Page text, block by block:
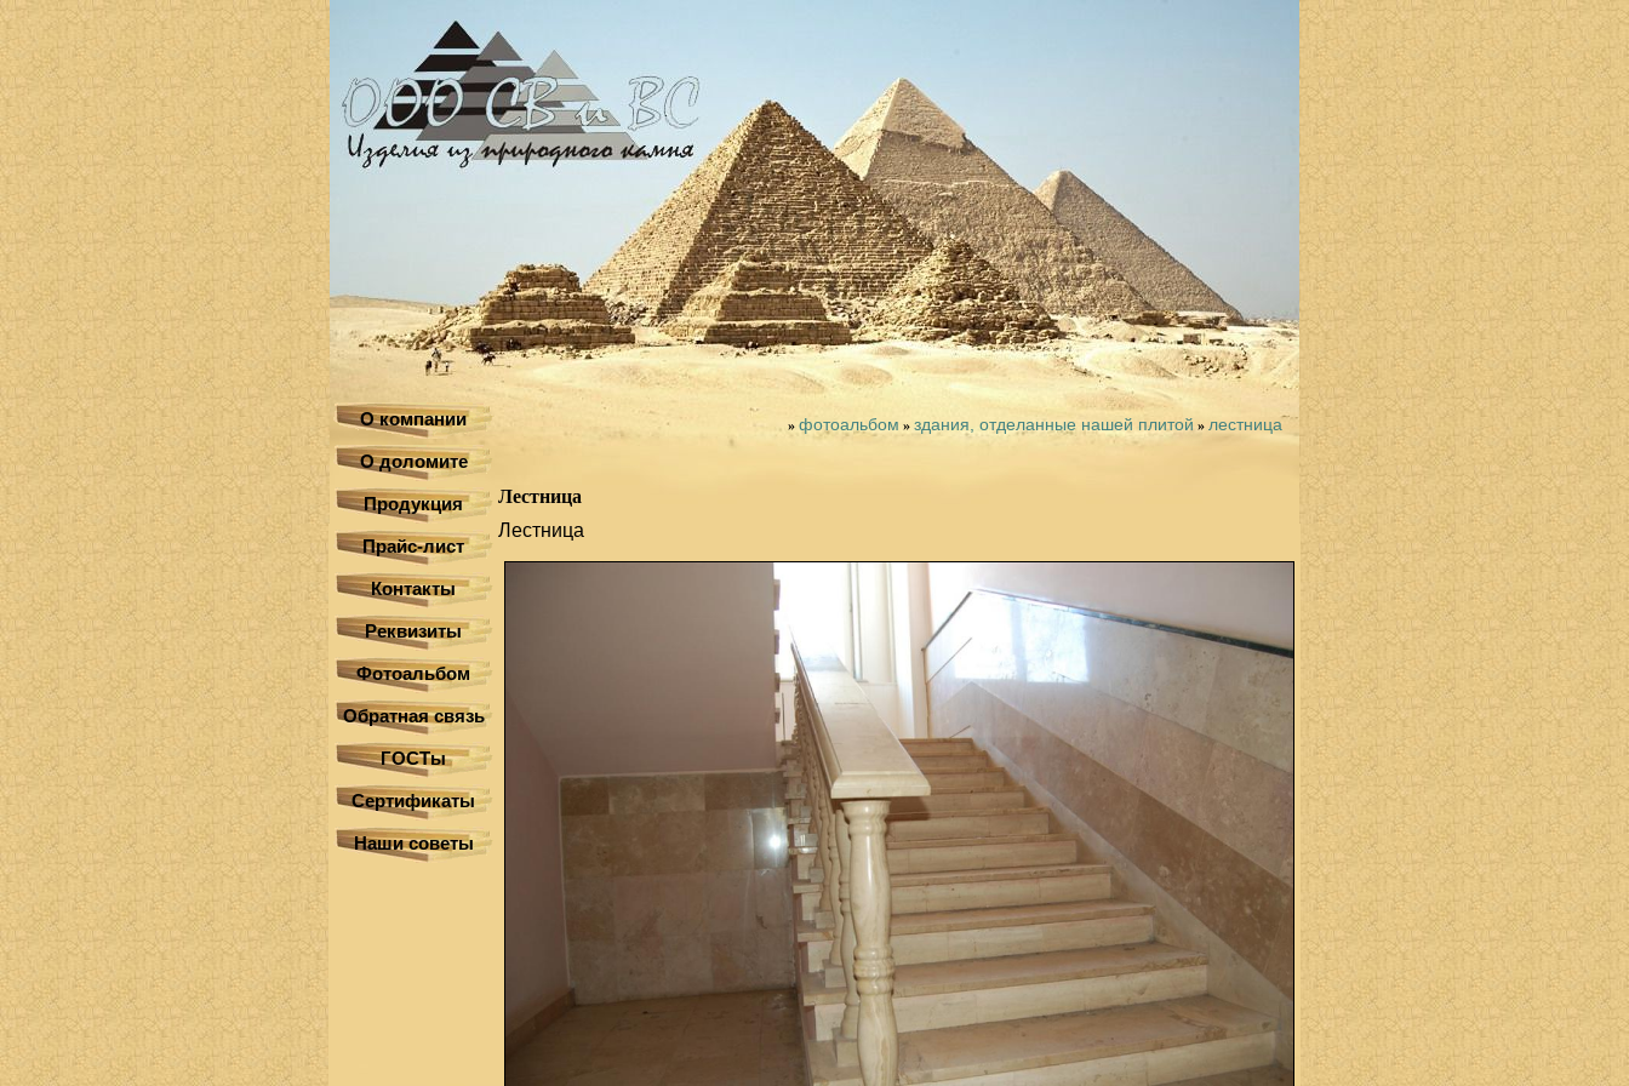
О компании
О доломите
Продукция
Прайс-лист
Контакты
Реквизиты
Фотоальбом
Обратная связь
ГОСТы
Сертификаты
Наши советы
» фотоальбом » здания, отделанные нашей плитой » лестница
Лестница
Лестница